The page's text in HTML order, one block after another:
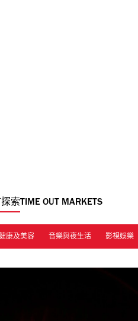
索TIME OUT MARKETS
康及美容 音樂與夜生活 影視娛樂